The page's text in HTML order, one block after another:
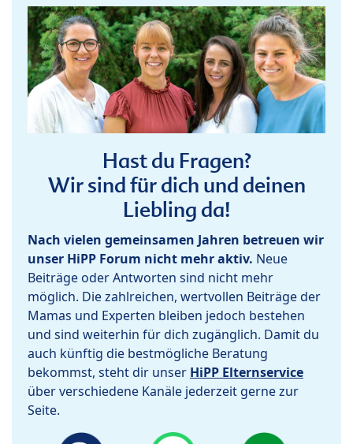
Hast du Fragen?
Wir sind für dich und deinen
Liebling da!
Nach vielen gemeinsamen Jahren betreuen wir
unser HiPP Forum nicht mehr aktiv. Neue
Beiträge oder Antworten sind nicht mehr
möglich. Die zahlreichen, wertvollen Beiträge der
Mamas und Experten bleiben jedoch bestehen
und sind weiterhin für dich zugänglich. Damit du
auch künftig die bestmögliche Beratung
bekommst, steht dir unser HiPP Elternservice
über verschiedene Kanäle jederzeit gerne zur
Seite.